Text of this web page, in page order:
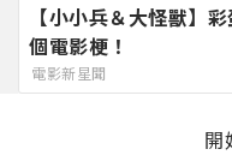
【小小兵＆大怪獸】
個電影梗！
電影新星聞
開